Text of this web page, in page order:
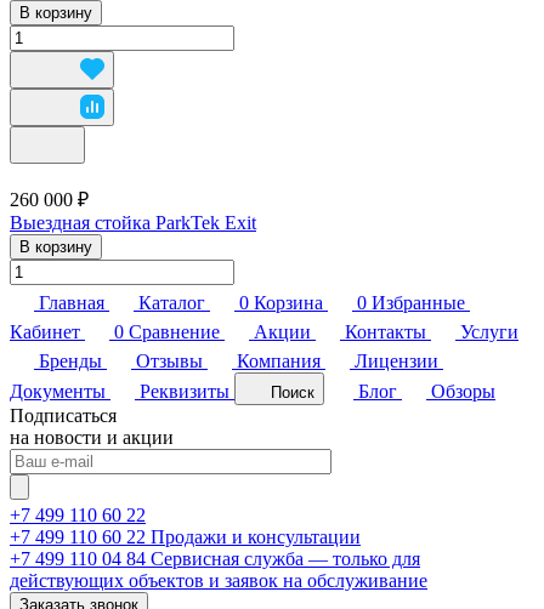
В корзину
260 000 ₽
Выездная стойка ParkTek Exit
В корзину
Главная Каталог 0 Корзина 0 Избранные
Кабинет
0 Сравнение Акции Контакты
Услуги
Бренды
Отзывы Компания
Лицензии
Документы
Реквизиты Поиск Блог
Обзоры
Подписаться
на новости и акции
+7 499 110 60 22
+7 499 110 60 22 Продажи и консультации
+7 499 110 04 84 Сервисная служба — только для
действующих объектов и заявок на обслуживание
Заказать звонок